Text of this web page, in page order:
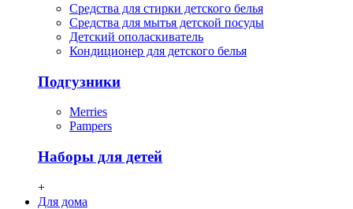
Средства для стирки детского белья
Средства для мытья детской посуды
Детский ополаскиватель
Кондиционер для детского белья
Подгузники
Merries
Pampers
Наборы для детей
+
Для дома